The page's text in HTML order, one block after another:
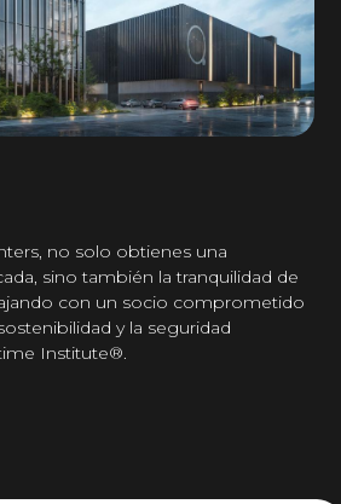
no solo obtienes una
sino también la tranquilidad de
con un socio comprometido
y la seguridad
Institute®.